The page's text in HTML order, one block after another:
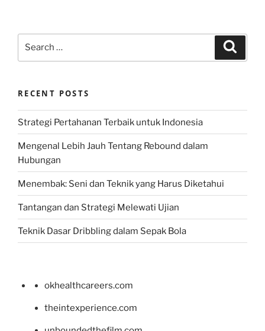
RECENT POSTS
Strategi Pertahanan Terbaik untuk Indonesia
Mengenal Lebih Jauh Tentang Rebound dalam
Hubungan
Menembak: Seni dan Teknik yang Harus Diketahui
Tantangan dan Strategi Melewati Ujian
Teknik Dasar Dribbling dalam Sepak Bola
okhealthcareers.com
theintexperience.com